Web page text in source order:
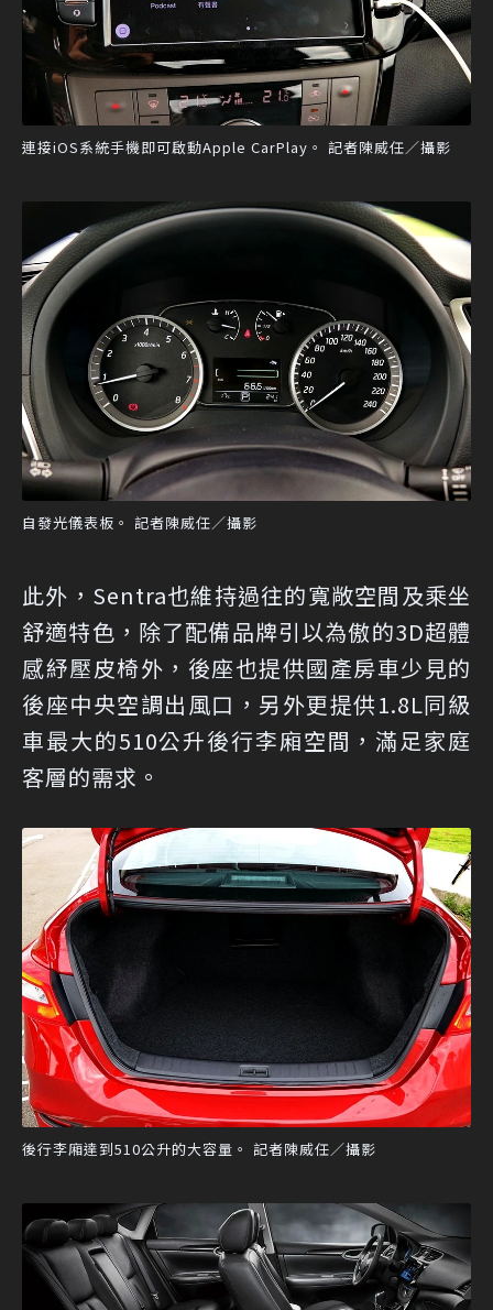
連接iOS系統手機即可啟動Apple CarPlay。 記者陳威任／攝影
自發光儀表板。 記者陳威任／攝影
此外，Sentra也維持過往的寬敞空間及乘坐
舒適特色，除了配備品牌引以為傲的3D超體
感紓壓皮椅外，後座也提供國產房車少見的
後座中央空調出風口，另外更提供1.8L同級
車最大的510公升後行李廂空間，滿足家庭
客層的需求。
後行李廂達到510公升的大容量。 記者陳威任／攝影